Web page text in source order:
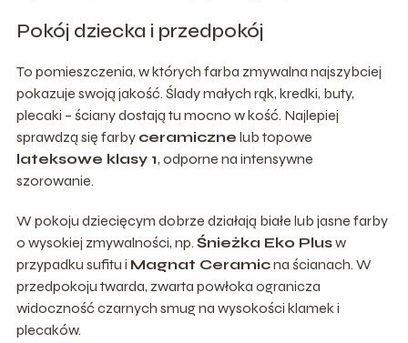
Pokój dziecka i przedpokój
To pomieszczenia, w których farba zmywalna najszybciej
pokazuje swoją jakość. Ślady małych rąk, kredki, buty,
plecaki – ściany dostają tu mocno w kość. Najlepiej
sprawdzą się farby ceramiczne lub topowe
lateksowe klasy 1, odporne na intensywne
szorowanie.
W pokoju dziecięcym dobrze działają białe lub jasne farby
o wysokiej zmywalności, np. Śnieżka Eko Plusw
przypadku sufitu i Magnat Ceramicna ścianach. W
przedpokoju twarda, zwarta powłoka ogranicza
widoczność czarnych smug na wysokości klamek i
plecaków.